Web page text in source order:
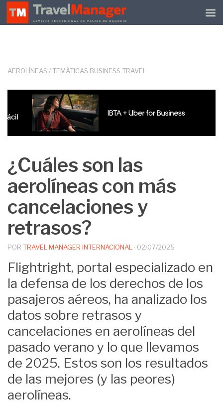
Debajo del contenido
AEROLÍNEAS / TEMÁTICAS BUSINESS TRAVEL
¿Cuáles son las
aerolíneas con más
cancelaciones y
retrasos?
POR TRAVEL MANAGER INTERNACIONAL · 02/07/2025
Flightright, portal especializado en
la defensa de los derechos de los
pasajeros aéreos, ha analizado los
datos sobre retrasos y
cancelaciones en aerolíneas del
pasado verano y lo que llevamos
de 2025. Estos son los resultados
de las mejores (y las peores)
aerolíneas.